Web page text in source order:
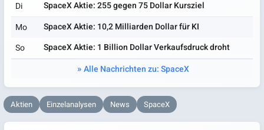
Di
SpaceX Aktie: 255 gegen 75 Dollar Kursziel
Mo
SpaceX Aktie: 10,2 Milliarden Dollar für KI
So
SpaceX Aktie: 1 Billion Dollar Verkaufsdruck droht
Alle Nachrichten zu: SpaceX
Aktien Einzelanalysen News SpaceX